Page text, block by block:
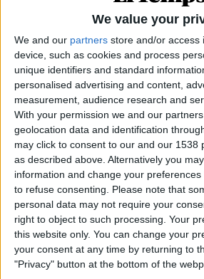
We value your
We and our partners store and/or access
device, such as cookies and process
unique identifiers and standard
personalised advertising and content,
measurement, audience research and
With your permission we and our
geolocation data and identification
may click to consent to our and our 1538
as described above. Alternatively you
information and change your
to refuse consenting.
Please note that
personal data may not require your
right to object to such processing. Your
this website only. You can change your
your consent at any time by returning to
"Privacy" button at the bottom of the
resultats de la investigació
reforçar el paper
universitat pública. Al llarg de
La Llibreria de la Universitat ha
intensa activitat cultural
de llibres, trobades amb autors i
col·laboracions amb
participació en iniciatives de
lectura. Aquestes activitats
un fòrum obert de reflexió i
comunitat universitària i la
Subscripció al butlletí